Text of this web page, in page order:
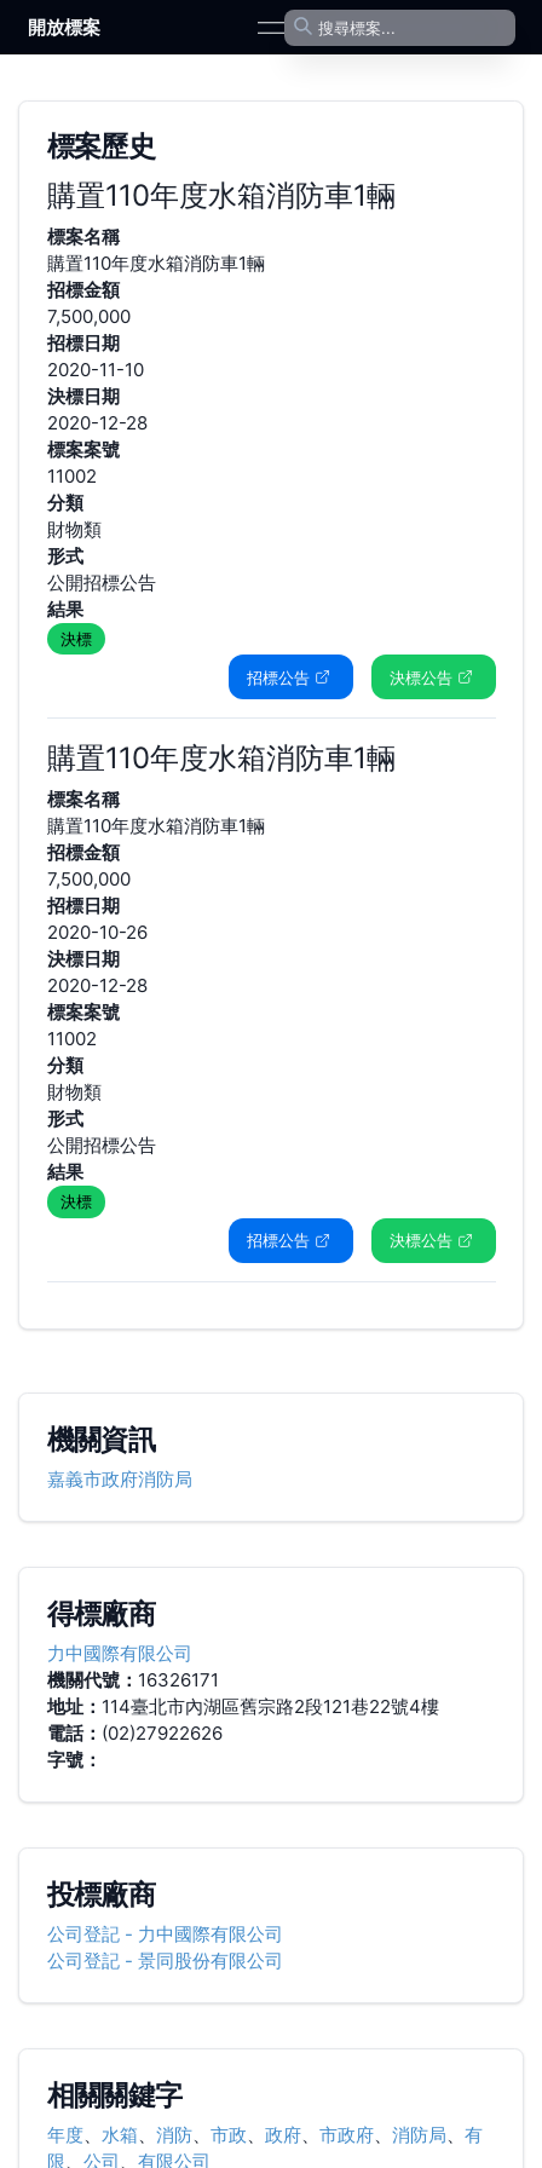
開放標案 open navigation menu
標案歷史
購置110年度水箱消防車1輛
標案名稱
購置110年度水箱消防車1輛
招標金額
7,500,000
招標日期
2020-11-10
決標日期
2020-12-28
標案案號
11002
分類
財物類
形式
公開招標公告
結果
決標
招標公告
決標公告
購置110年度水箱消防車1輛
標案名稱
購置110年度水箱消防車1輛
招標金額
7,500,000
招標日期
2020-10-26
決標日期
2020-12-28
標案案號
11002
分類
財物類
形式
公開招標公告
結果
決標
招標公告
決標公告
機關資訊
嘉義市政府消防局
得標廠商
力中國際有限公司
機關代號： 16326171
地址： 114臺北市內湖區舊宗路2段121巷22號4樓
電話： (02)27922626
字號：
投標廠商
公司登記- 力中國際有限公司
公司登記- 景同股份有限公司
相關關鍵字
年度、 水箱、 消防、 市政、 政府、 市政府、 消防局、 有
限、 公司 、 有限公司